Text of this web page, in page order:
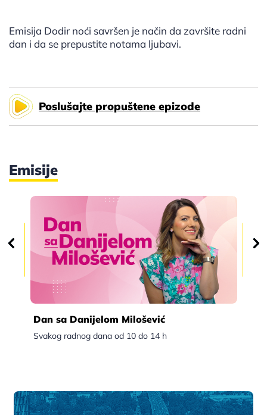
Emisija Dodir noći savršen je način da završite radni
dan i da se prepustite notama ljubavi.
Poslušajte propuštene epizode
Emisije
Dan sa Danijelom Milošević
Svakog radnog dana od 10 do 14 h